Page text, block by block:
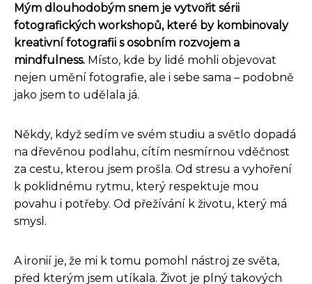
Mým dlouhodobým snem je vytvořit sérii
fotografických workshopů, které by kombinovaly
kreativní fotografii s osobním rozvojem a
mindfulness. Místo, kde by lidé mohli objevovat
nejen umění fotografie, ale i sebe sama – podobně
jako jsem to udělala já.
Někdy, když sedím ve svém studiu a světlo dopadá
na dřevěnou podlahu, cítím nesmírnou vděčnost
za cestu, kterou jsem prošla. Od stresu a vyhoření
k poklidnému rytmu, který respektuje mou
povahu i potřeby. Od přežívání k životu, který má
smysl.
A ironií je, že mi k tomu pomohl nástroj ze světa,
před kterým jsem utíkala. Život je plný takových